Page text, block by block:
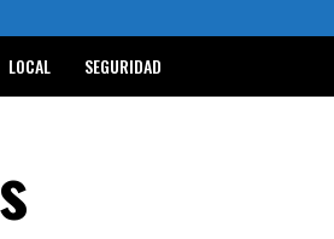
LOCAL SEGURIDAD